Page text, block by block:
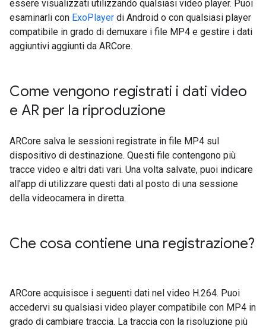
essere visualizzati utilizzando qualsiasi video player. Puoi
esaminarli con ExoPlayer di Android o con qualsiasi player
compatibile in grado di demuxare i file MP4 e gestire i dati
aggiuntivi aggiunti da ARCore.
Come vengono registrati i dati video
e AR per la riproduzione
ARCore salva le sessioni registrate in file MP4 sul
dispositivo di destinazione. Questi file contengono più
tracce video e altri dati vari. Una volta salvate, puoi indicare
all'app di utilizzare questi dati al posto di una sessione
della videocamera in diretta.
Che cosa contiene una registrazione?
ARCore acquisisce i seguenti dati nel video H.264. Puoi
accedervi su qualsiasi video player compatibile con MP4 in
grado di cambiare traccia. La traccia con la risoluzione più